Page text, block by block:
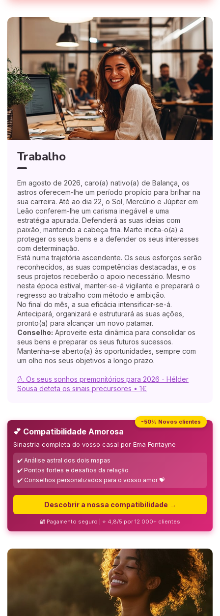
Trabalho
Em agosto de 2026, caro(a) nativo(a) de Balança, os
astros oferecem-lhe um período propício para brilhar na
sua carreira. Até ao dia 22, o Sol, Mercúrio e Júpiter em
Leão conferem-lhe um carisma inegável e uma
estratégia apurada. Defenderá as suas ideias com
paixão, mantendo a cabeça fria. Marte incita-o(a) a
proteger os seus bens e a defender os seus interesses
com determinação.
Está numa trajetória ascendente. Os seus esforços serão
reconhecidos, as suas competências destacadas, e os
seus projetos receberão o apoio necessário. Mesmo
nesta época estival, manter-se-á vigilante e preparará o
regresso ao trabalho com método e ambição.
No final do mês, a sua eficácia intensificar-se-á.
Antecipará, organizará e estruturará as suas ações,
pronto(a) para alcançar um novo patamar.
Conselho: Aproveite esta dinâmica para consolidar os
seus bens e preparar os seus futuros sucessos.
Mantenha-se aberto(a) às oportunidades, sempre com
um olho nos seus objetivos a longo prazo.
🌜 Os seus sonhos premonitórios para 2026 - Hélder
Sousa deteta os sinais precursores • 1€
-50% Novos clientes
💕 Compatibilidade Amorosa
Sinastria completa do vosso casal por Ema Fontayne
✔️ Análise astral dos dois mapas
✔️ Pontos fortes e desafios da relação
✔️ Conselhos personalizados para o vosso amor 💝
Descobrir a nossa compatibilidade →
🔐 Pagamento seguro | ⭐ 4,8/5 por 12 000+ clientes